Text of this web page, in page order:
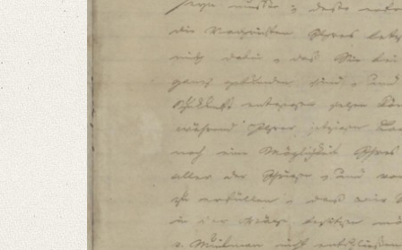
Bamberg, Claudia
Varwig, Olivia